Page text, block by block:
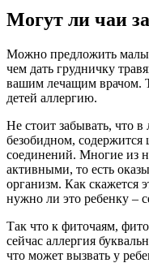
Могут ли чаи
Можно предложить
чем дать грудничку
вашим лечащим врачом.
детей аллергию.
Не стоит забывать, что
безобидном,
соединений. Многие из
активными, то есть
организм. Как скажется
нужно ли это ребенку –
Так что к фиточаям,
сейчас аллергия
что может вызвать у